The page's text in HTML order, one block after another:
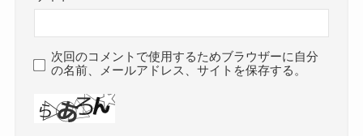
次回のコメントで使用するためブラウザーに自分
の名前、メールアドレス、サイトを保存する。